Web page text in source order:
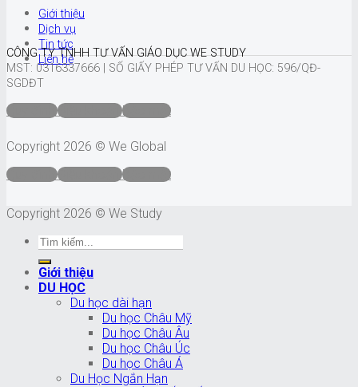
Giới thiệu
Dịch vụ
Tin tức
Liên hệ
CÔNG TY TNHH TƯ VẤN GIÁO DỤC WE STUDY
MST: 0316337666 | SỐ GIẤY PHÉP TƯ VẤN DU HỌC: 596/QĐ-
SGDĐT
Quy định Điều khoản Bảo mật
Copyright 2026 © We Global
Quy định
Điều khoản Bảo mật
Copyright 2026 © We Study
Giới thiệu
DU HỌC
Du học dài hạn
Du học Châu Mỹ
Du học Châu Âu
Du học Châu Úc
Du học Châu Á
Du Học Ngắn Hạn